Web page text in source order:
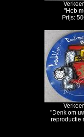
"Heb
Prijs:
"Denk om
reproductie